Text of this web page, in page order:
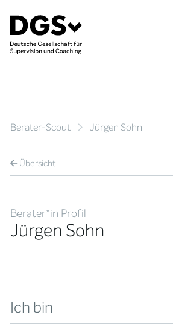
Berater-Scout Jürgen Sohn
Übersicht
Berater*in Profil
Jürgen Sohn
Ich bin